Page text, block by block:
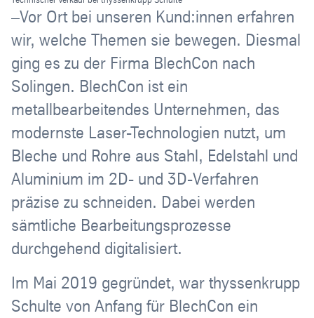
–Vor Ort bei unseren Kund:innen erfahren
wir, welche Themen sie bewegen. Diesmal
ging es zu der Firma BlechCon nach
Solingen. BlechCon ist ein
metallbearbeitendes Unternehmen, das
modernste Laser-Technologien nutzt, um
Bleche und Rohre aus Stahl, Edelstahl und
Aluminium im 2D- und 3D-Verfahren
präzise zu schneiden. Dabei werden
sämtliche Bearbeitungsprozesse
durchgehend digitalisiert.
Im Mai 2019 gegründet, war thyssenkrupp
Schulte von Anfang für BlechCon ein